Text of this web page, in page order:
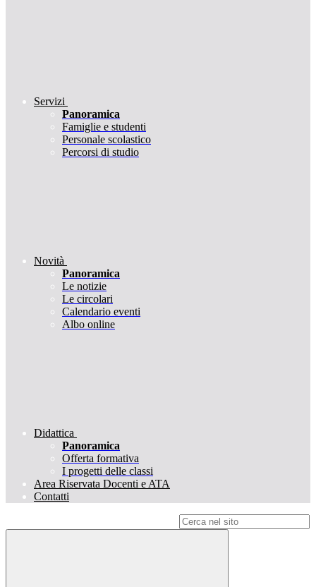
Servizi
Panoramica
Famiglie e studenti
Personale scolastico
Percorsi di studio
Novità
Panoramica
Le notizie
Le circolari
Calendario eventi
Albo online
Didattica
Panoramica
Offerta formativa
I progetti delle classi
Area Riservata Docenti e ATA
Contatti